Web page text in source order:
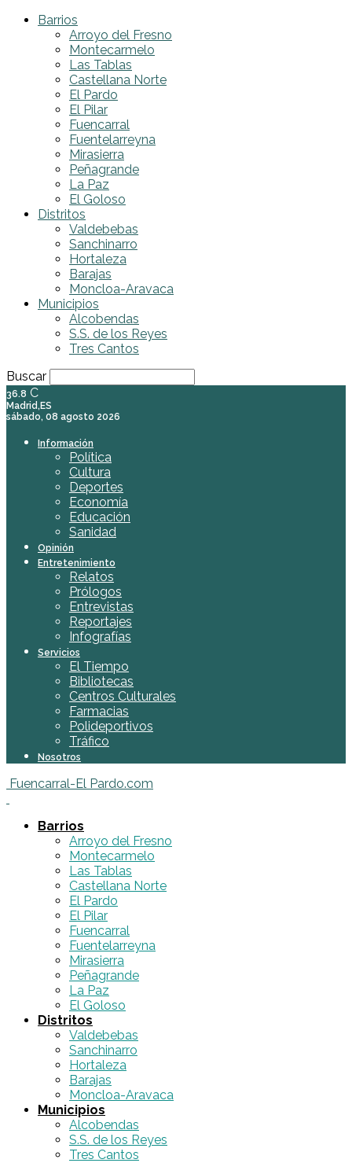
Barrios
Arroyo del Fresno
Montecarmelo
Las Tablas
Castellana Norte
El Pardo
El Pilar
Fuencarral
Fuentelarreyna
Mirasierra
Peñagrande
La Paz
El Goloso
Distritos
Valdebebas
Sanchinarro
Hortaleza
Barajas
Moncloa-Aravaca
Municipios
Alcobendas
S.S. de los Reyes
Tres Cantos
Buscar
36.8 C
Madrid,ES
sábado, 08 agosto 2026
Información
Política
Cultura
Deportes
Economía
Educación
Sanidad
Opinión
Entretenimiento
Relatos
Prólogos
Entrevistas
Reportajes
Infografías
Servicios
El Tiempo
Bibliotecas
Centros Culturales
Farmacias
Polideportivos
Tráfico
Nosotros
Fuencarral-El Pardo.com
Barrios
Arroyo del Fresno
Montecarmelo
Las Tablas
Castellana Norte
El Pardo
El Pilar
Fuencarral
Fuentelarreyna
Mirasierra
Peñagrande
La Paz
El Goloso
Distritos
Valdebebas
Sanchinarro
Hortaleza
Barajas
Moncloa-Aravaca
Municipios
Alcobendas
S.S. de los Reyes
Tres Cantos